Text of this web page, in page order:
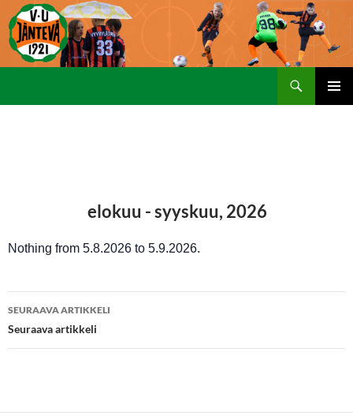
elokuu - syyskuu, 2026
Nothing from 5.8.2026 to 5.9.2026.
Artikkelien
selaus
SEURAAVA ARTIKKELI
Seuraava artikkeli